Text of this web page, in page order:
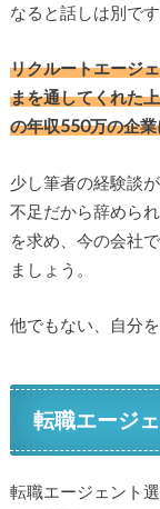
なると話しは別です
リクルートエージ
まを通してくれた
の年収550万の企
少し筆者の経験談
不足だから辞めら
を求め、今の会社
ましょう。
他でもない、自分
転職エージ
転職エージェント